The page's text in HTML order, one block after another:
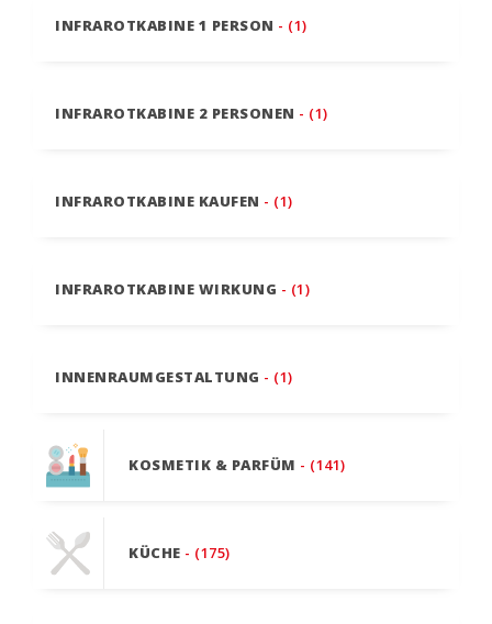
INFRAROTKABINE 1 PERSON - (1)
INFRAROTKABINE 2 PERSONEN - (1)
INFRAROTKABINE KAUFEN - (1)
INFRAROTKABINE WIRKUNG - (1)
INNENRAUMGESTALTUNG - (1)
KOSMETIK & PARFÜM - (141)
KÜCHE - (175)